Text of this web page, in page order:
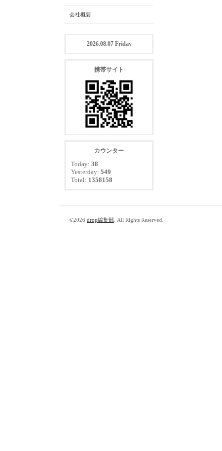
会社概要
2026.08.07 Friday
携帯サイト
カウンター
Today: 38
Yesterday: 549
Total: 1358158
©2026 drop編集部 . All Rights Reserved.